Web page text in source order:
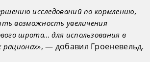
исследований по кормлению,
возможность увеличения
шрота… для использования в
, — добавил Гроеневельд.